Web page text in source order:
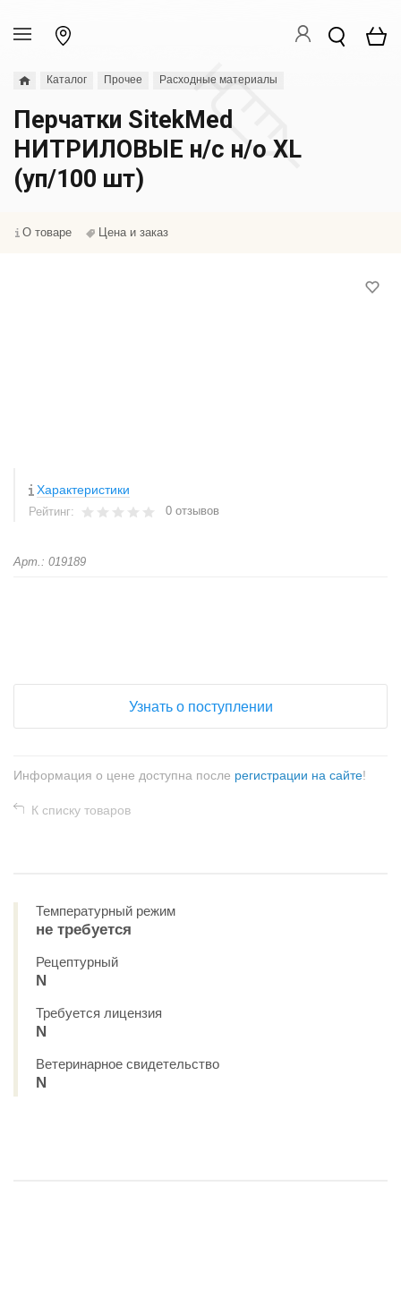
Каталог Прочее Расходные материалы
Перчатки SitekMed
НИТРИЛОВЫЕ н/с н/о XL
(уп/100 шт)
О товаре Цена и заказ
Характеристики
Рейтинг: 0 отзывов
Арт.: 019189
Узнать о поступлении
Информация о цене доступна после регистрации на сайте!
К списку товаров
Температурный режим
не требуется
Рецептурный
N
Требуется лицензия
N
Ветеринарное свидетельство
N